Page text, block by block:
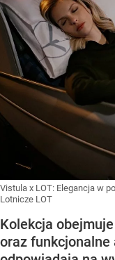
Vistula x LOT: Elegancja w
Lotnicze LOT
Kolekcja
oraz funkcjonalne